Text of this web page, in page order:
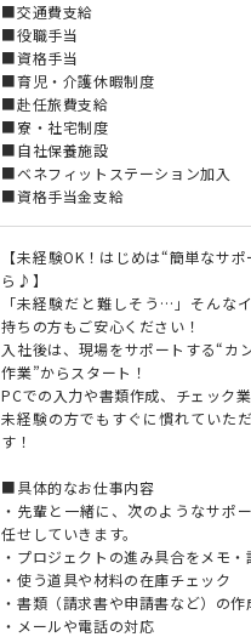
■交通費支給
■役職手当
■資格手当
■育児・介護休暇制度
■赴任旅費支給
■寮・社宅制度
■自社保養施設
■ベネフィットステーション加入
■資格手当金支給
【未経験OK！はじめは“簡単なサ
ら♪】
「未経験だと難しそう…」そんな
持ちの方もご安心ください！
入社後は、現場をサポートする“カ
作業”からスタート！
PCでの入力や書類作成、チェック業
未経験の方でもすぐに慣れていた
す！
■具体的なお仕事内容
・先輩と一緒に、次のようなサポ
任せしていきます。
・プロジェクトの進み具合をメモ・
・使う道具や材料の在庫チェック
・書類（請求書や申請書など）の作
・メールや電話の対応